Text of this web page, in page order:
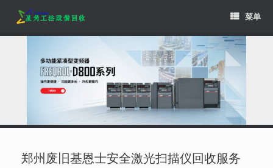
content
菜单
郑州废旧基恩士安全激光扫描仪回收服务